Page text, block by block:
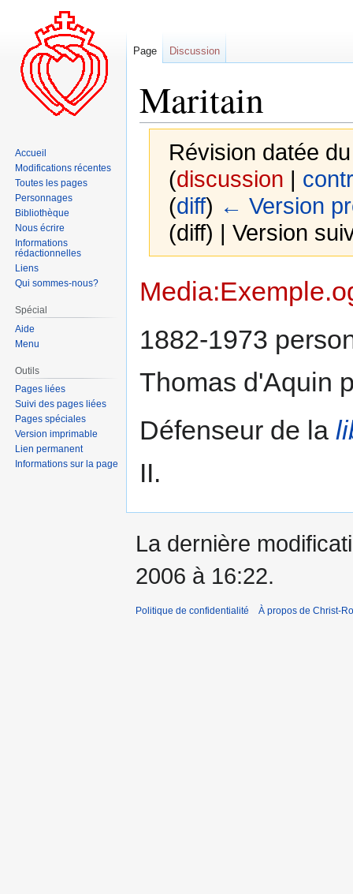
Maritain
Révision datée
(discussion |
(diff) ← Version
(diff) | Version
navigation
recherche
1882-1973
Thomas d'Aquin
Défenseur de la
II.
Page Discussion
Accueil
Modifications récentes
Toutes les pages
Personnages
Bibliothèque
Nous écrire
Informations
rédactionnelles
Liens
Qui sommes-nous?
Spécial
Aide
Menu
Outils
Pages liées
Suivi des pages liées
Pages spéciales
Version imprimable
Lien permanent
Informations sur la page
La dernière
2006 à 16:22.
Politique de confidentialité À propos de Christ-